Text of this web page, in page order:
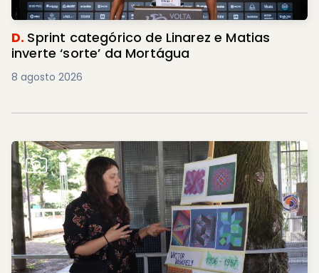
D. Sprint categórico de Linarez e Matias
inverte ‘sorte’ da Mortágua
8 agosto 2026